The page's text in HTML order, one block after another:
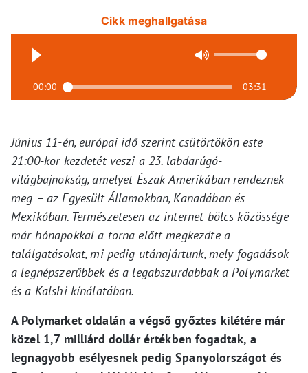
Cikk meghallgatása
00:00 03:31
Június 11-én, európai idő szerint csütörtökön este
21:00-kor kezdetét veszi a 23. labdarúgó-
világbajnokság, amelyet Észak-Amerikában rendeznek
meg – az Egyesült Államokban, Kanadában és
Mexikóban. Természetesen az internet bölcs közössége
már hónapokkal a torna előtt megkezdte a
találgatásokat, mi pedig utánajártunk, mely fogadások
a legnépszerűbbek és a legabszurdabbak a Polymarket
és a Kalshi kínálatában.
A Polymarket oldalán a végső győztes kilétére már
közel 1,7 milliárd dollár értékben fogadtak, a
legnagyobb esélyesnek pedig Spanyolországot és